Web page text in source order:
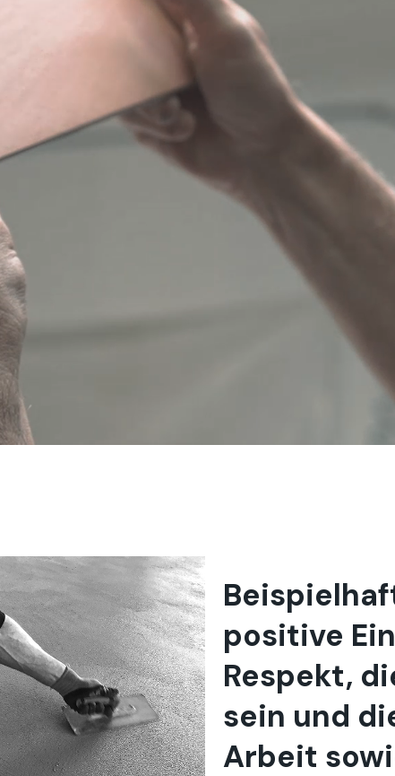
positive
Respekt,
sein und
Arbeit